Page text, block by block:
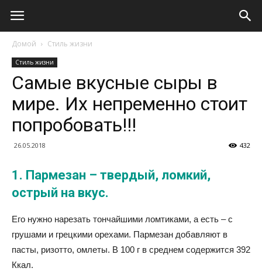
Домой Стиль жизни
Стиль жизни
Самые вкусные сыры в
мире. Их непременно стоит
попробовать!!!
26.05.2018 432
1. Пармезан – твердый, ломкий,
острый на вкус.
Его нужно нарезать тончайшими ломтиками, а есть – с
грушами и грецкими орехами. Пармезан добавляют в
пасты, ризотто, омлеты. В 100 г в среднем содержится 392
Ккал.